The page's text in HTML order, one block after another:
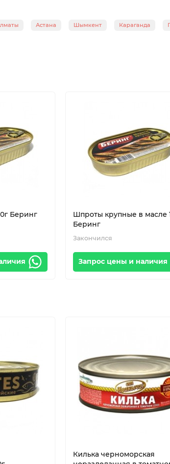
Астана Шымкент Караганда
Беринг
Шпроты крупные в масле
Беринг
Закончился
Запрос цены и наличия
Килька черноморская